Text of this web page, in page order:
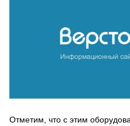
Отметим, что с этим